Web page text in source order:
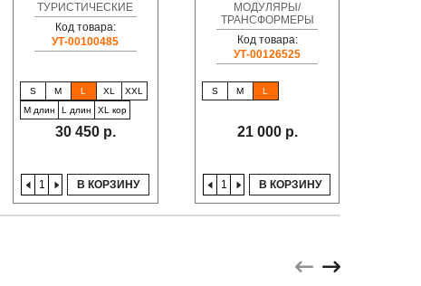
ТУРИСТИЧЕСКИЕ
Код товара:
УТ-00100485
S M L XL
XXL
M длин
L длин XL кор
30 450 р.
В КОРЗИНУ
МОДУЛЯРЫ/
ТРАНСФОРМЕРЫ
Код товара:
УТ-00126525
S M L
21 000 р.
В КОРЗИНУ